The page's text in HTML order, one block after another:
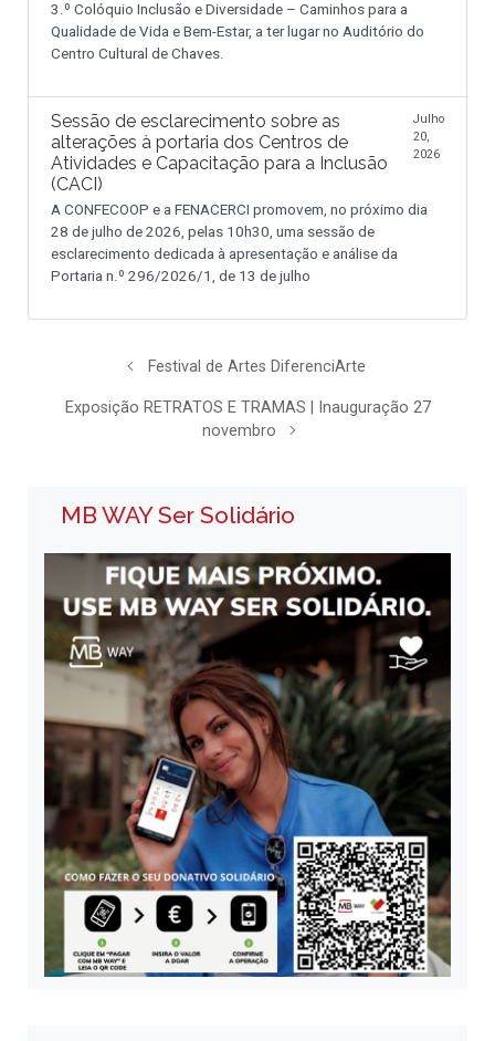
3.º Colóquio Inclusão e Diversidade – Caminhos para a
Qualidade de Vida e Bem-Estar, a ter lugar no Auditório do
Centro Cultural de Chaves.
Sessão de esclarecimento sobre as
alterações à portaria dos Centros de
Atividades e Capacitação para a Inclusão
(CACI)
Julho
20,
2026
A CONFECOOP e a FENACERCI promovem, no próximo dia
28 de julho de 2026, pelas 10h30, uma sessão de
esclarecimento dedicada à apresentação e análise da
Portaria n.º 296/2026/1, de 13 de julho
Festival de Artes DiferenciArte
Exposição RETRATOS E TRAMAS | Inauguração 27
novembro
MB WAY Ser Solidário